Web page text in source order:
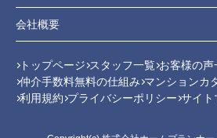
会社概要
トップページ スタッフ一覧 お客様の声
仲介手数料無料の仕組み マンションカ
利用規約 プライバシーポリシー サイト